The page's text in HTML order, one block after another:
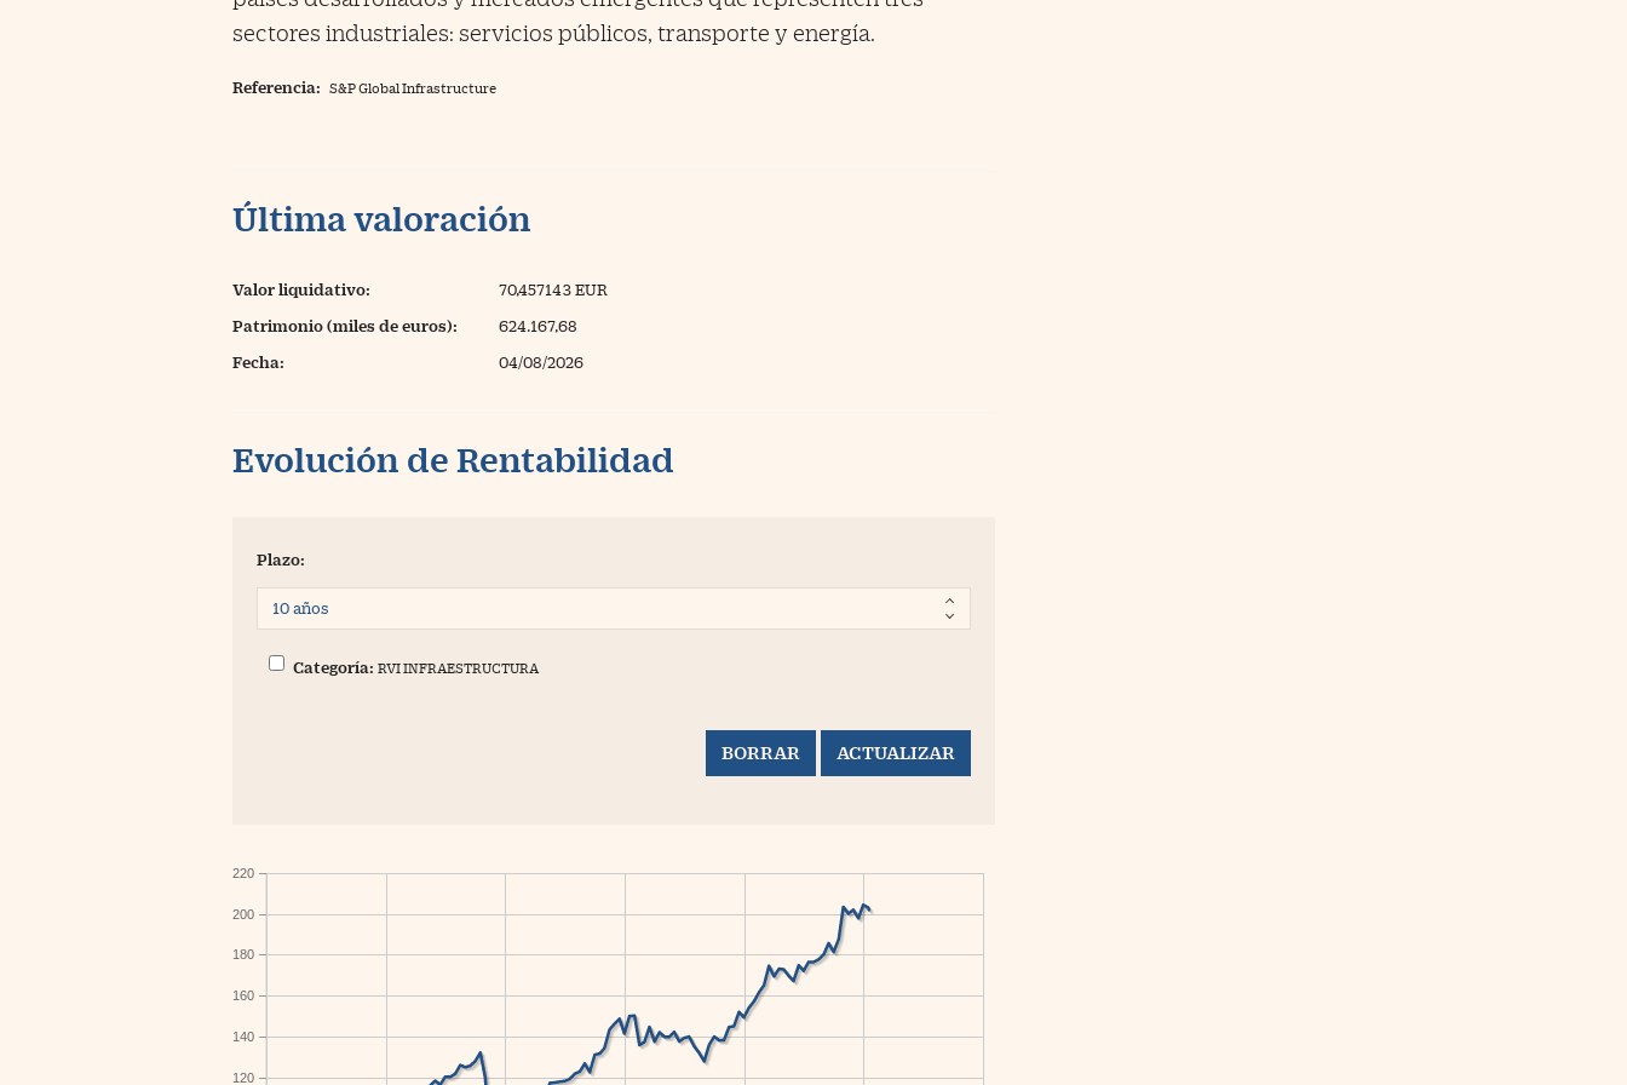
sectores industriales: servicios públicos, transporte y energía.
Referencia: S&P Global Infrastructure
Última valoración
Valor liquidativo: 70,457143 EUR
Patrimonio (miles de euros): 624.167,68
Fecha: 04/08/2026
Evolución de Rentabilidad
Plazo:
Categoría: RVI INFRAESTRUCTURA
120
140
160
180
200
220